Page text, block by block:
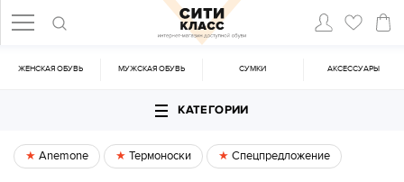
ЖЕНСКАЯ ОБУВЬ МУЖСКАЯ ОБУВЬ CУМКИ АКСЕССУАРЫ
КАТЕГОРИИ
Anemone Термоноски Спецпредложение